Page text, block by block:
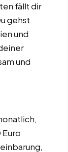
fällt dir
gehst
und
und